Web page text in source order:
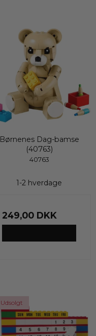
Børnenes Dag-bamse
(40763)
40763
1-2 hverdage
249,00 DKK
Udsolgt